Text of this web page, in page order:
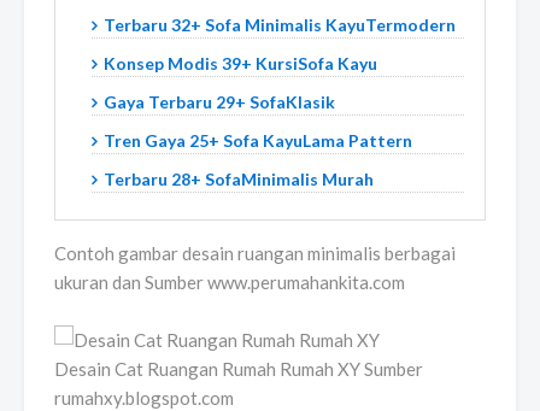
Terbaru 32+ Sofa Minimalis KayuTermodern
Konsep Modis 39+ KursiSofa Kayu
Gaya Terbaru 29+ SofaKlasik
Tren Gaya 25+ Sofa KayuLama Pattern
Terbaru 28+ SofaMinimalis Murah
Contoh gambar desain ruangan minimalis berbagai
ukuran dan Sumber www.perumahankita.com
Desain Cat Ruangan Rumah Rumah XY Sumber
rumahxy.blogspot.com